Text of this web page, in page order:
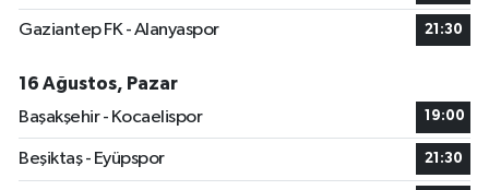
Gaziantep FK - Alanyaspor 21:30
16 Ağustos, Pazar
Başakşehir - Kocaelispor
19:00
Beşiktaş - Eyüpspor 21:30